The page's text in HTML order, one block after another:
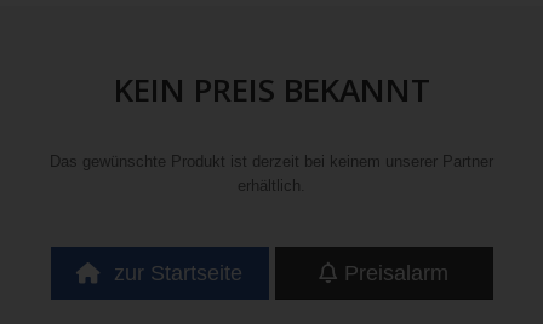
KEIN PREIS BEKANNT
Das gewünschte Produkt ist derzeit bei keinem unserer Partner
erhältlich.
zur Startseite Preisalarm